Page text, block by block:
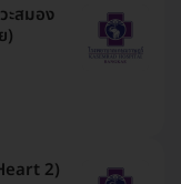
ะสมอง
)
2)